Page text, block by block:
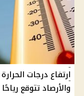
ارتفاع درجات
والأرصاد تتوقع